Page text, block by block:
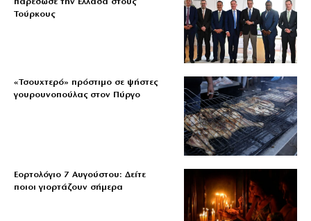
παρέδωσε την Ελλάδα στους
Τούρκους
«Τσουχτερό» πρόστιμο σε ψήστες
γουρουνοπούλας στον Πύργο
Εορτολόγιο 7 Αυγούστου: Δείτε
ποιοι γιορτάζουν σήμερα